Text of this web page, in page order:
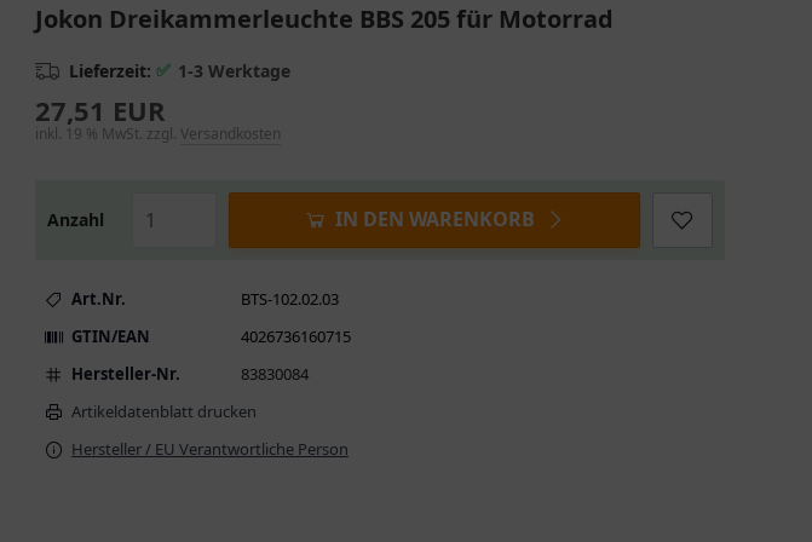
Jokon Dreikammerleuchte BBS 205 für Motorrad
Lieferzeit: ✅ 1-3 Werktage
27,51 EUR
inkl. 19 % MwSt. zzgl. Versandkosten
Anzahl IN DEN WARENKORB
Art.Nr.
BTS-102.02.03
GTIN/EAN
4026736160715
Hersteller-Nr.
83830084
Artikeldatenblatt drucken
Hersteller / EU Verantwortliche Person